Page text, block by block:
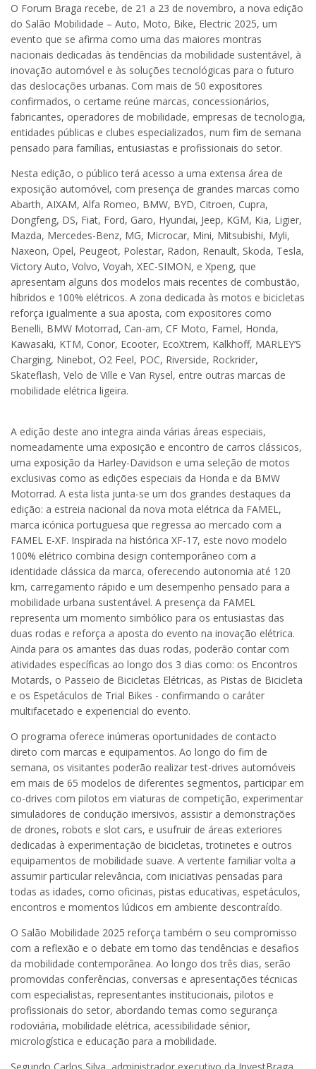
O Forum Braga recebe, de 21 a 23 de novembro, a nova edição
do Salão Mobilidade – Auto, Moto, Bike, Electric 2025, um
evento que se afirma como uma das maiores montras
nacionais dedicadas às tendências da mobilidade sustentável, à
inovação automóvel e às soluções tecnológicas para o futuro
das deslocações urbanas. Com mais de 50 expositores
confirmados, o certame reúne marcas, concessionários,
fabricantes, operadores de mobilidade, empresas de tecnologia,
entidades públicas e clubes especializados, num fim de semana
pensado para famílias, entusiastas e profissionais do setor.
Nesta edição, o público terá acesso a uma extensa área de
exposição automóvel, com presença de grandes marcas como
Abarth, AIXAM, Alfa Romeo, BMW, BYD, Citroen, Cupra,
Dongfeng, DS, Fiat, Ford, Garo, Hyundai, Jeep, KGM, Kia, Ligier,
Mazda, Mercedes-Benz, MG, Microcar, Mini, Mitsubishi, Myli,
Naxeon, Opel, Peugeot, Polestar, Radon, Renault, Skoda, Tesla,
Victory Auto, Volvo, Voyah, XEC-SIMON, e Xpeng, que
apresentam alguns dos modelos mais recentes de combustão,
híbridos e 100% elétricos. A zona dedicada às motos e bicicletas
reforça igualmente a sua aposta, com expositores como
Benelli, BMW Motorrad, Can-am, CF Moto, Famel, Honda,
Kawasaki, KTM, Conor, Ecooter, EcoXtrem, Kalkhoff, MARLEY’S
Charging, Ninebot, O2 Feel, POC, Riverside, Rockrider,
Skateflash, Velo de Ville e Van Rysel, entre outras marcas de
mobilidade elétrica ligeira.
A edição deste ano integra ainda várias áreas especiais,
nomeadamente uma exposição e encontro de carros clássicos,
uma exposição da Harley-Davidson e uma seleção de motos
exclusivas como as edições especiais da Honda e da BMW
Motorrad. A esta lista junta-se um dos grandes destaques da
edição: a estreia nacional da nova mota elétrica da FAMEL,
marca icónica portuguesa que regressa ao mercado com a
FAMEL E-XF. Inspirada na histórica XF-17, este novo modelo
100% elétrico combina design contemporâneo com a
identidade clássica da marca, oferecendo autonomia até 120
km, carregamento rápido e um desempenho pensado para a
mobilidade urbana sustentável. A presença da FAMEL
representa um momento simbólico para os entusiastas das
duas rodas e reforça a aposta do evento na inovação elétrica.
Ainda para os amantes das duas rodas, poderão contar com
atividades específicas ao longo dos 3 dias como: os Encontros
Motards, o Passeio de Bicicletas Elétricas, as Pistas de Bicicleta
e os Espetáculos de Trial Bikes - confirmando o caráter
multifacetado e experiencial do evento.
O programa oferece inúmeras oportunidades de contacto
direto com marcas e equipamentos. Ao longo do fim de
semana, os visitantes poderão realizar test-drives automóveis
em mais de 65 modelos de diferentes segmentos, participar em
co-drives com pilotos em viaturas de competição, experimentar
simuladores de condução imersivos, assistir a demonstrações
de drones, robots e slot cars, e usufruir de áreas exteriores
dedicadas à experimentação de bicicletas, trotinetes e outros
equipamentos de mobilidade suave. A vertente familiar volta a
assumir particular relevância, com iniciativas pensadas para
todas as idades, como oficinas, pistas educativas, espetáculos,
encontros e momentos lúdicos em ambiente descontraído.
O Salão Mobilidade 2025 reforça também o seu compromisso
com a reflexão e o debate em torno das tendências e desafios
da mobilidade contemporânea. Ao longo dos três dias, serão
promovidas conferências, conversas e apresentações técnicas
com especialistas, representantes institucionais, pilotos e
profissionais do setor, abordando temas como segurança
rodoviária, mobilidade elétrica, acessibilidade sénior,
micrologística e educação para a mobilidade.